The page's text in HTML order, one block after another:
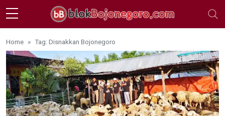
Skip to main content
Home Tag: Disnakkan Bojonegoro